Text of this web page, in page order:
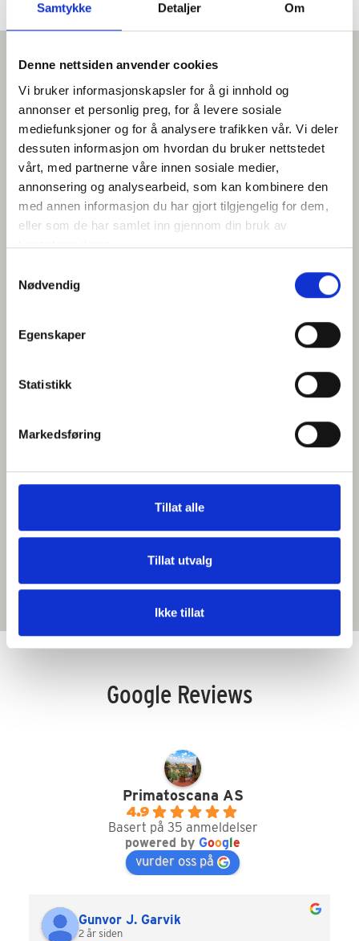
Samtykke Detaljer Om
Denne nettsiden anvender cookies
Vi bruker informasjonskapsler for å gi innhold og
annonser et personlig preg, for å levere sosiale
mediefunksjoner og for å analysere trafikken vår. Vi deler
dessuten informasjon om hvordan du bruker nettstedet
vårt, med partnerne våre innen sosiale medier,
annonsering og analysearbeid, som kan kombinere den
med annen informasjon du har gjort tilgjengelig for dem,
eller som de har samlet inn gjennom din bruk av
tjenestene deres.
Nødvendig
Egenskaper
Statistikk
Markedsføring
Tillat alle
Tillat utvalg
Ikke tillat
Vi tror du vil like dette
Villa Valgiano
Google Reviews
Primatoscana AS
4.9
Basert på 35 anmeldelser
powered by Google
vurder oss på
Gunvor J. Garvik
2 år siden